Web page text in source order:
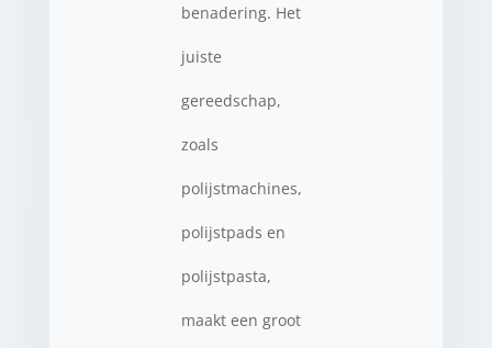
benadering. Het
juiste
gereedschap,
zoals
polijstmachines,
polijstpads en
polijstpasta,
maakt een groot